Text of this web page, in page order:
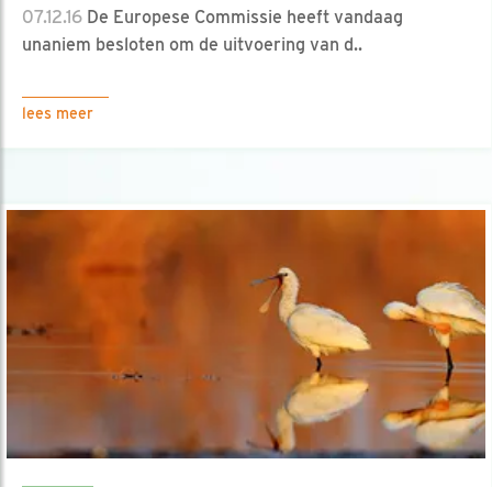
07.12.16 De Europese Commissie heeft vandaag
unaniem besloten om de uitvoering van d..
lees meer